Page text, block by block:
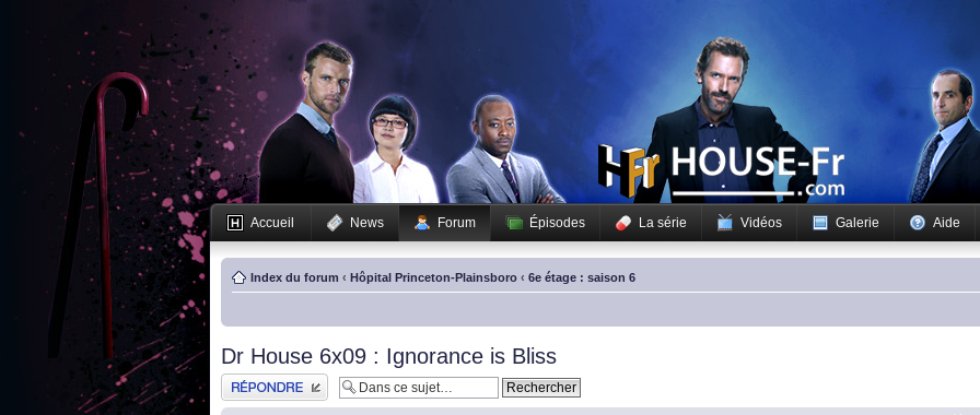
Accueil News Forum Épisodes La série Vidéos Galerie Aide
Index du forum ‹ Hôpital Princeton-Plainsboro ‹ 6e étage : saison 6
Dr House 6x09 : Ignorance is Bliss
Publier une réponse